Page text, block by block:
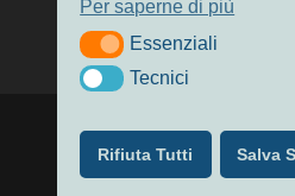
Nuoto
MasterS Podcast Il
Privacy &
Per saperne di più
EssenzialiEssenziali
TecniciTecnici
Rifiuta Tutti Salva